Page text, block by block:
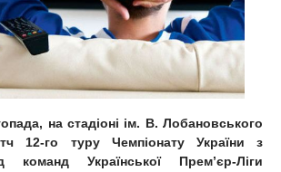
на стадіоні ім. В. Лобановського
12-го туру Чемпіонату України з
команд Української Прем’єр-Ліги